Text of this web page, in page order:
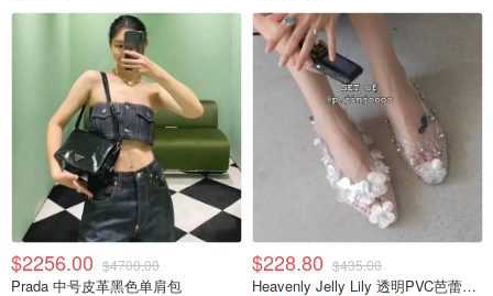
$2256.00 $4700.00
Prada 中号皮革黑色单肩包
$228.80 $435.00
Heavenly Jelly Lily 透明PVC芭蕾鞋 珠饰花朵